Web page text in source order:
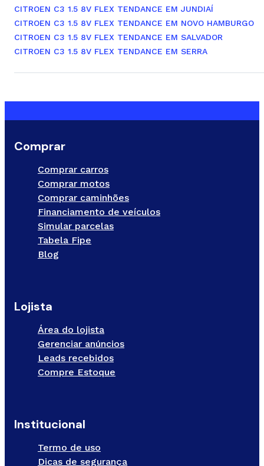
CITROEN C3 1.5 8V FLEX TENDANCE EM JUNDIAÍ
CITROEN C3 1.5 8V FLEX TENDANCE EM NOVO HAMBURGO
CITROEN C3 1.5 8V FLEX TENDANCE EM SALVADOR
CITROEN C3 1.5 8V FLEX TENDANCE EM SERRA
Comprar
Comprar carros
Comprar motos
Comprar caminhões
Financiamento de veículos
Simular parcelas
Tabela Fipe
Blog
Lojista
Área do lojista
Gerenciar anúncios
Leads recebidos
Compre Estoque
Institucional
Termo de uso
Dicas de segurança